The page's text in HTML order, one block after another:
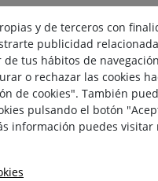
y de terceros con
publicidad
tus hábitos de
o rechazar las cookies
de cookies". También
pulsando el botón
información puedes visitar